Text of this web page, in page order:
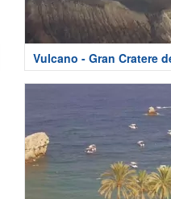
Vulcano - Gran Cratere